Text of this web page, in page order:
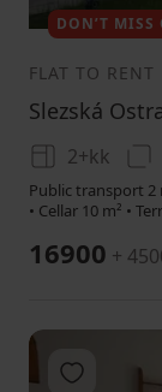
DON’T MISS
FLAT TO RENT
Slezská
2+kk
Public transport 2
• Cellar 10 m² •
16900 +
Add to